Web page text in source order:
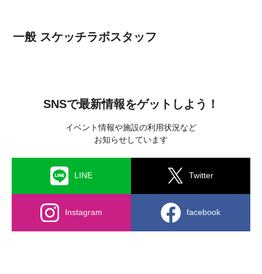
一般 スケッチラボスタッフ
SNSで最新情報をゲットしよう！
イベント情報や施設の利用状況など
お知らせしています
LINE Twitter
Instagram facebook